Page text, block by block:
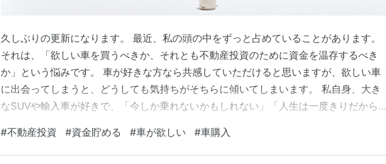
久しぶりの更新になります。 最近、私の頭の中をずっと占めていることがあります。
それは、「欲しい車を買うべきか、それとも不動産投資のために資金を温存するべき
か」という悩みです。 車が好きな方なら共感していただけると思いますが、欲しい車
に出会ってしまうと、どうしても気持ちがそちらに傾いてしまいます。 私自身、大き
なSUVや輸入車が好きで、「今しか乗れないかもしれない」「人生は一度きりだから好
きます。 「そのお金を投資に回した方が、将来的にはもっと大きな資産になるのでは
ないか。」 この葛藤が最近とても大きくなっています。 …
#不動産投資 #資金貯める #車が欲しい #車購入